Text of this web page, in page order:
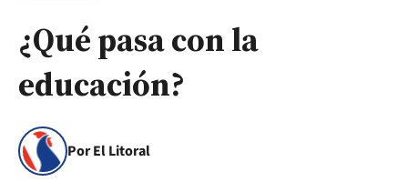
¿Qué pasa con la
educación?
Por El Litoral